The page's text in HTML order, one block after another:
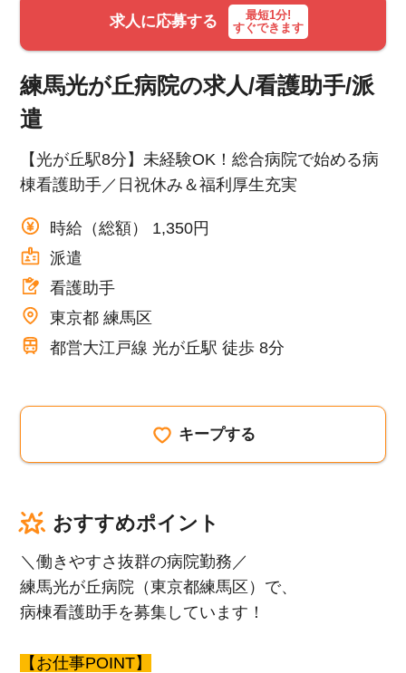
人材をお探しの医療機関・企業様
運営会社
求人に応募する
最短1分!
すぐできます
練馬光が丘病院の求人/看護助手/派
遣
【光が丘駅8分】未経験OK！総合病院で始める病
棟看護助手／日祝休み＆福利厚生充実
時給（総額） 1,350円
派遣
看護助手
東京都 練馬区
都営大江戸線 光が丘駅 徒歩 8分
キープする
おすすめポイント
＼働きやすさ抜群の病院勤務／
練馬光が丘病院（東京都練馬区）で、
病棟看護助手を募集しています！
【お仕事POINT】